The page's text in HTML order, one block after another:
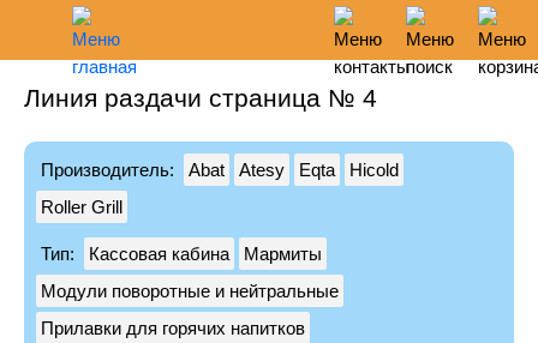
Режим работы
Москва: ул Кржижановского 2/21
+7 (495) 946-90-61
Санкт-Петербург: ул Карпатская 16
+7 (812) 240-17-29
Главное меню
О нас
Доставка и оплата
Сервис
Гарантия
Акции
Статьи
Линия раздачи страница № 4
Производитель: Abat Atesy Eqta
Hicold
Roller Grill
Тип: Кассовая кабина
Мармиты
Модули поворотные и нейтральные
Прилавки для горячих напитков